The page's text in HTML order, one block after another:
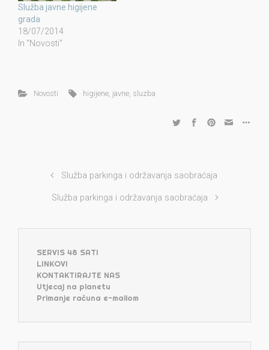
Služba javne higijene
grada
18/07/2014
In "Novosti"
Novosti higijene javne sluzba
Služba parkinga i održavanja saobraćaja
Služba parkinga i održavanja saobraćaja
SERVIS 48 SATI
LINKOVI
KONTAKTIRAJTE NAS
Utjecaj na planetu
Primanje računa e-mailom